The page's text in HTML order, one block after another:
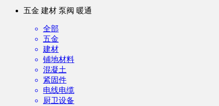
五金 建材 泵阀 暖通
全部
五金
建材
铺地材料
混凝土
紧固件
电线电缆
厨卫设备